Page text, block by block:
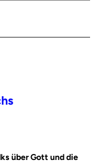
über Gott und die